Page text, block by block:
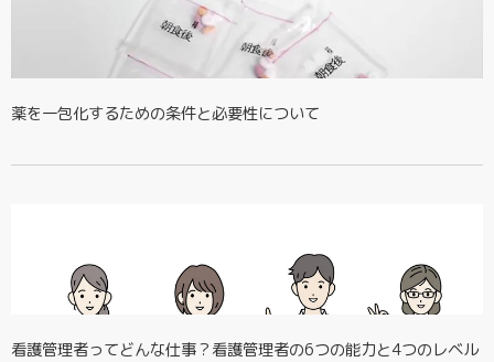
薬を一包化するための条件と必要性について
看護管理者ってどんな仕事？看護管理者の6つの能力と4つのレベル